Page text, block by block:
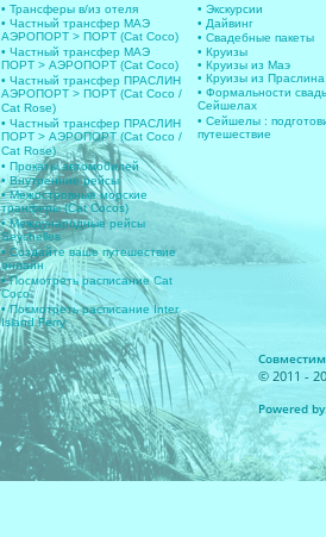
• Трансферы в/из отеля
• Частный трансфер МАЭ
АЭРОПОРТ > ПОРТ (Cat Coco)
• Частный трансфер МАЭ
ПОРТ > АЭРОПОРТ (Cat Coco)
• Частный трансфер ПРАСЛИН
АЭРОПОРТ > ПОРТ (Cat Coco /
Cat Rose)
• Частный трансфер ПРАСЛИН
ПОРТ > АЭРОПОРТ (Cat Coco /
Cat Rose)
• Прокаты автомобилей
• Внутренние рейсы
• Межостровные морские
транферы (Cat Cocos)
• Международные рейсы
Seychelles
• Создайте ваше путешествие
онлайн
• Посмотреть расписание Cat
Coco
• Посмотреть расписание Inter
Island Ferry
• Экскурсии
• Дайвинг
• Свадебные пакеты
• Круизы
• Круизы из Маэ
• Круизы из Праслина
• Формальности
Сейшелах
• Сейшелы :
путешествие
© 2011 -
Powered by